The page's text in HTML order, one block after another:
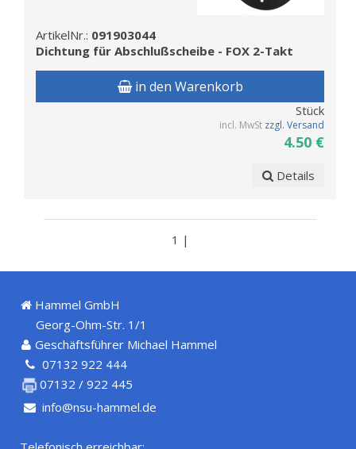
ArtikelNr.: 091903044
Dichtung für Abschlußscheibe - FOX 2-Takt
in den Warenkorb
Stück
incl. MwSt zzgl. Versand
4.50 €
Details
1 |
Hammel GmbH
Georg-Ohm-Str. 1/1
Geschäftsführer Michael Hammel
07132 922 444
07132 / 922 445
info@nsu-hammel.de